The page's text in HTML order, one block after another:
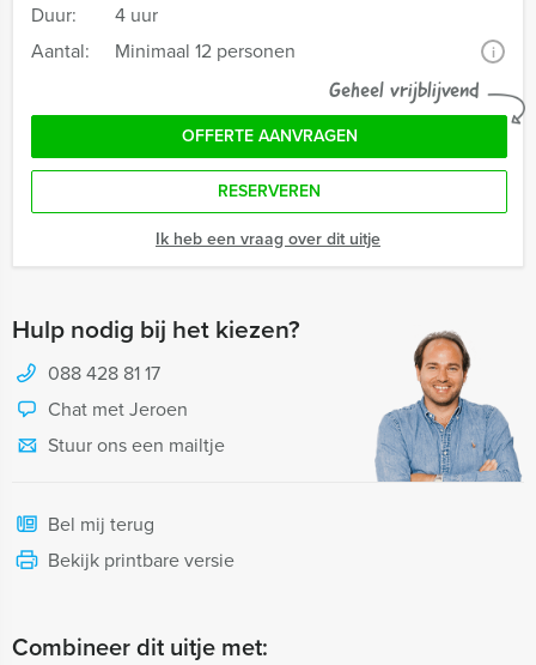
Duur:
4 uur
Aantal:
Minimaal 12 personen i
Geheel vrijblijvend
OFFERTE AANVRAGEN
RESERVEREN
Ik heb een vraag over dit uitje
Hulp nodig bij het kiezen?
088 428 81 17
Chat met Jeroen
Stuur ons een mailtje
Bel mij terug
Bekijk printbare versie
Combineer dit uitje met: